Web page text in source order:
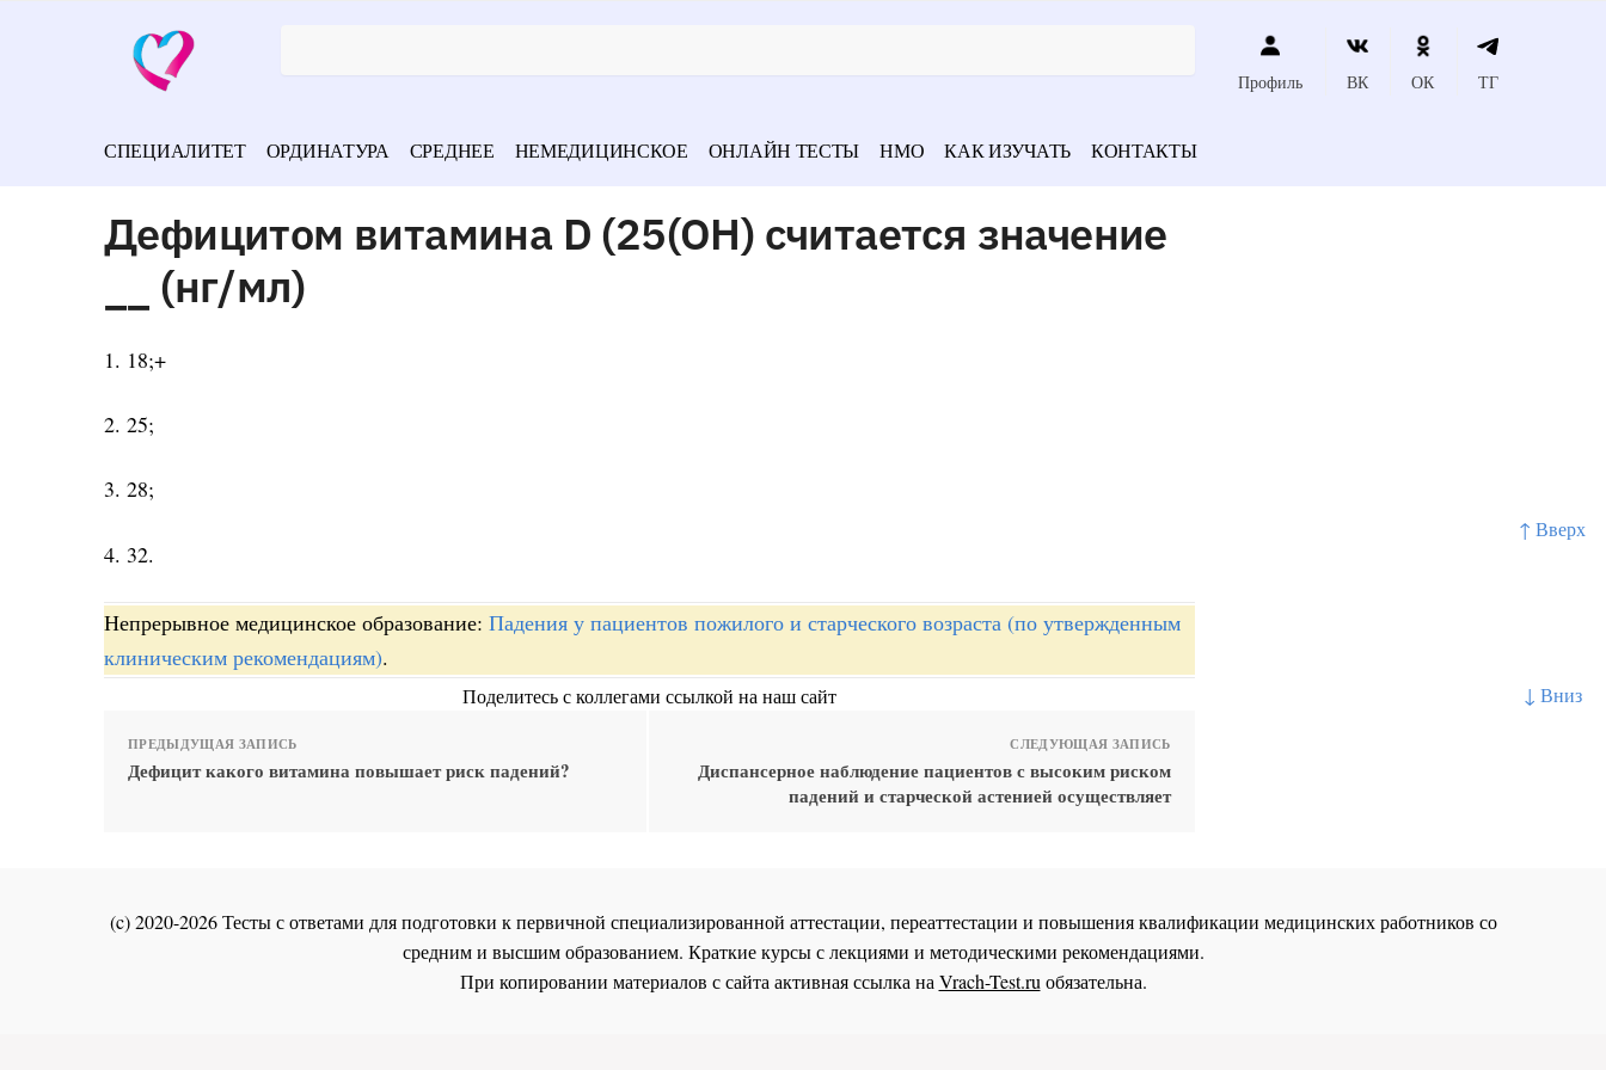
↑ Вверх
↓ Вниз
Профиль ВК ОК ТГ
СПЕЦИАЛИТЕТ ОРДИНАТУРА СРЕДНЕЕ НЕМЕДИЦИНСКОЕ ОНЛАЙН ТЕСТЫ НМО КАК ИЗУЧАТЬ КОНТАКТЫ
Дефицитом витамина D (25(ОН) считается значение
__ (нг/мл)
1. 18;+
2. 25;
3. 28;
4. 32.
Непрерывное медицинское образование: Падения у пациентов пожилого и старческого возраста (по утвержденным
клиническим рекомендациям).
Поделитесь с коллегами ссылкой на наш сайт
ПРЕДЫДУЩАЯ ЗАПИСЬ
Дефицит какого витамина повышает риск падений?
СЛЕДУЮЩАЯ ЗАПИСЬ
Диспансерное наблюдение пациентов с высоким риском
падений и старческой астенией осуществляет
(c) 2020-2026 Тесты с ответами для подготовки к первичной специализированной аттестации, переаттестации и повышения квалификации медицинских работников со
средним и высшим образованием. Краткие курсы с лекциями и методическими рекомендациями.
При копировании материалов с сайта активная ссылка наVrach-Test.ruобязательна.